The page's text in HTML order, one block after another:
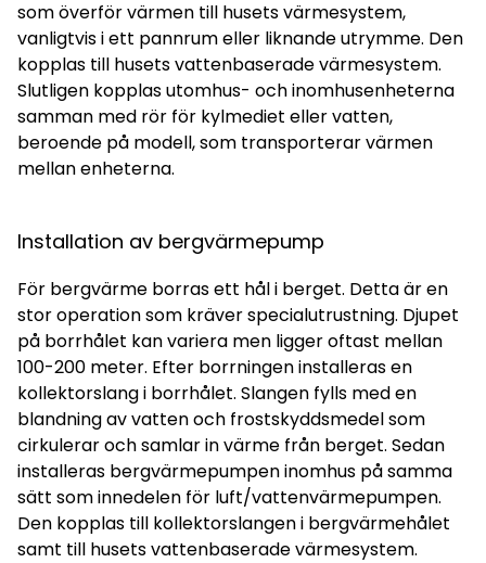
som överför värmen till husets värmesystem,
vanligtvis i ett pannrum eller liknande utrymme. Den
kopplas till husets vattenbaserade värmesystem.
Slutligen kopplas utomhus- och inomhusenheterna
samman med rör för kylmediet eller vatten,
beroende på modell, som transporterar värmen
mellan enheterna.
Installation av bergvärmepump
För bergvärme borras ett hål i berget. Detta är en
stor operation som kräver specialutrustning. Djupet
på borrhålet kan variera men ligger oftast mellan
100-200 meter. Efter borrningen installeras en
kollektorslang i borrhålet. Slangen fylls med en
blandning av vatten och frostskyddsmedel som
cirkulerar och samlar in värme från berget. Sedan
installeras bergvärmepumpen inomhus på samma
sätt som innedelen för luft/vattenvärmepumpen.
Den kopplas till kollektorslangen i bergvärmehålet
samt till husets vattenbaserade värmesystem.